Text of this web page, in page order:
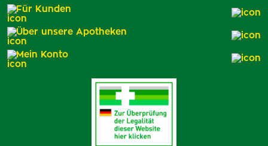
Für Kunden
Über unsere Apotheken
Mein Konto